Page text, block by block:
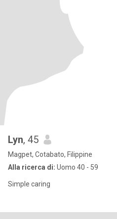
Lyn, 45
Magpet, Cotabato, Filippine
Alla ricerca di: Uomo 40 - 59
Simple caring